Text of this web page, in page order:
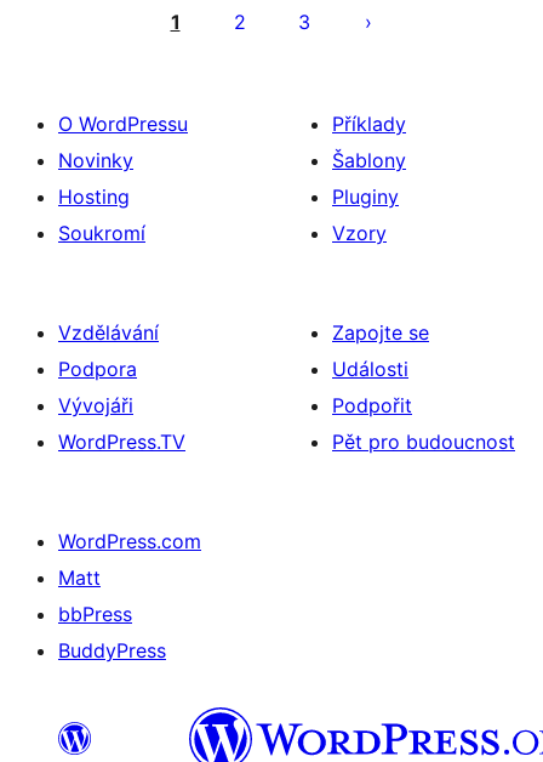
příspěvků
1 2 3
O WordPressu
Novinky
Hosting
Soukromí
Příklady
Šablony
Pluginy
Vzory
Vzdělávání
Podpora
Vývojáři
WordPress.TV
Zapojte se
Události
Podpořit
Pět pro budoucnost
WordPress.com
Matt
bbPress
BuddyPress